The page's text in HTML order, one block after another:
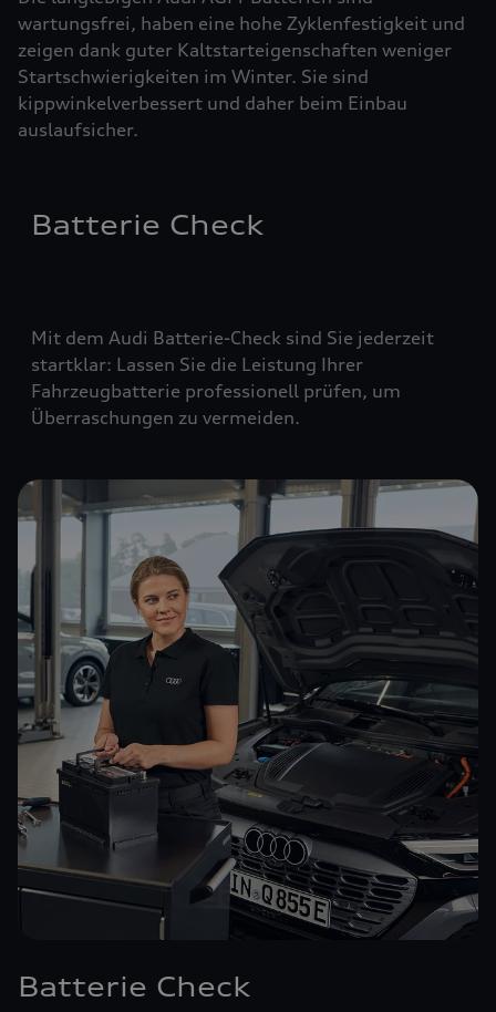
wartungsfrei, haben eine hohe Zyklenfestigkeit und
zeigen dank guter Kaltstarteigenschaften weniger
Startschwierigkeiten im Winter. Sie sind
kippwinkelverbessert und daher beim Einbau
auslaufsicher.
Batterie Check
Mit dem Audi Batterie-Check sind Sie jederzeit
startklar: Lassen Sie die Leistung Ihrer
Fahrzeugbatterie professionell prüfen, um
Überraschungen zu vermeiden.
Batterie Check